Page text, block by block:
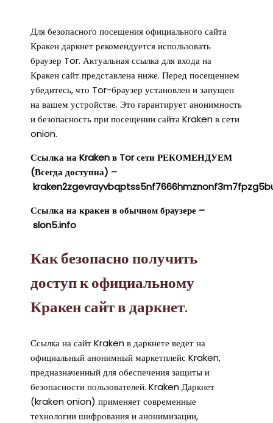
Для безопасного посещения официального сайта
Кракен даркнет рекомендуется использовать
браузер Tor. Актуальная ссылка для входа на
Кракен сайт представлена ниже. Перед посещением
убедитесь, что Tor-браузер установлен и запущен
на вашем устройстве. Это гарантирует анонимность
и безопасность при посещении сайта Kraken в сети
onion.
Ссылка на Kraken в Tor сети РЕКОМЕНДУЕМ
(Всегда доступна) –
Ссылка на кракен в обычном браузере –
slon5.info
Как безопасно получить
доступ к официальному
Кракен сайт в даркнет.
Ссылка на сайт Kraken в даркнете ведет на
официальный анонимный маркетплейс Kraken,
предназначенный для обеспечения защиты и
безопасности пользователей. Kraken Даркнет
(kraken onion) применяет современные
технологии шифрования и анонимизации,